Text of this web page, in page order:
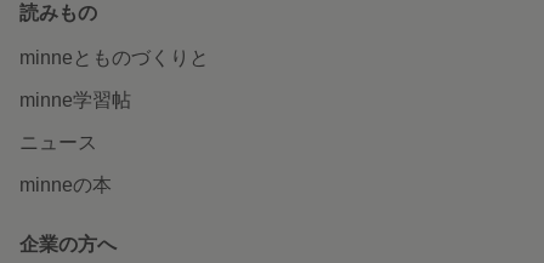
読みもの
minneとものづくりと
minne学習帖
ニュース
minneの本
企業の方へ